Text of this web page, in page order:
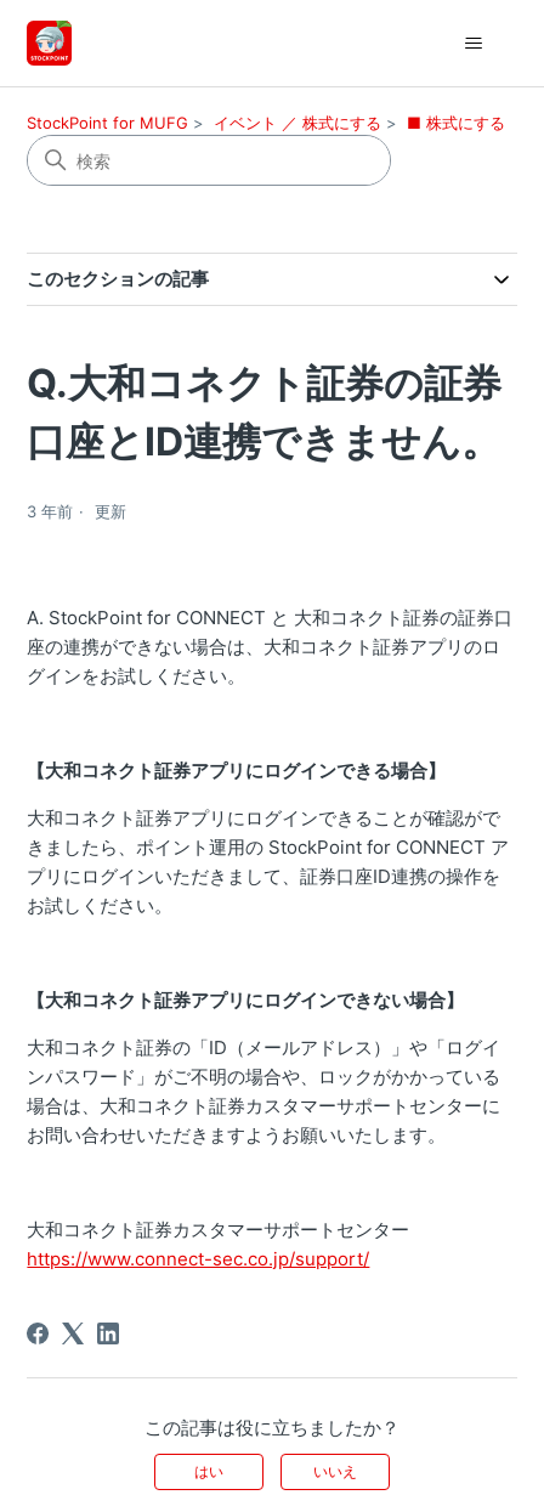
StockPoint for MUFG イベント ／ 株式にする ■ 株式にする
このセクションの記事
Q.大和コネクト証券の証券
口座とID連携できません。
3 年前 更新
A. StockPoint for CONNECT と 大和コネクト証券の証券口
座の連携ができない場合は、大和コネクト証券アプリのロ
グインをお試しください。
【大和コネクト証券アプリにログインできる場合】
大和コネクト証券アプリにログインできることが確認がで
きましたら、ポイント運用の StockPoint for CONNECT ア
プリにログインいただきまして、証券口座ID連携の操作を
お試しください。
【大和コネクト証券アプリにログインできない場合】
大和コネクト証券の「ID（メールアドレス）」や「ログイ
ンパスワード」がご不明の場合や、ロックがかかっている
場合は、大和コネクト証券カスタマーサポートセンターに
お問い合わせいただきますようお願いいたします。
大和コネクト証券カスタマーサポートセンター
https://www.connect-sec.co.jp/support/
この記事は役に立ちましたか？
はい いいえ